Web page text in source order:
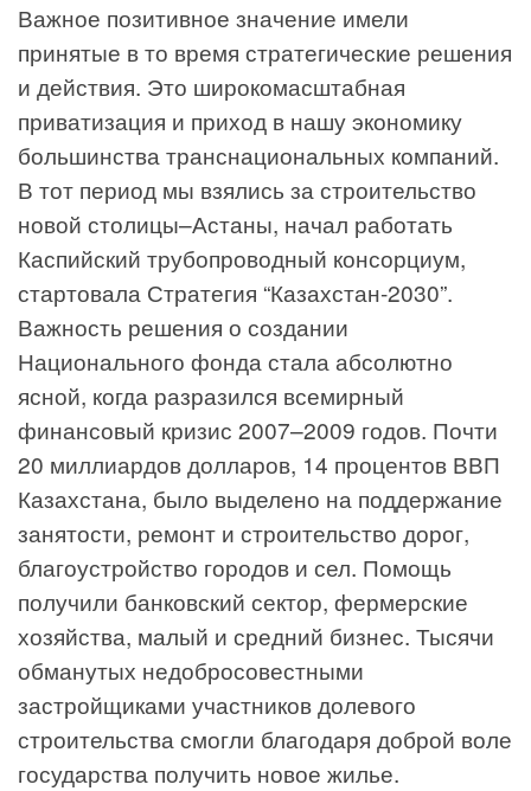
Важное позитивное значение имели
принятые в то время стратегические решения
и действия. Это широкомасштабная
приватизация и приход в нашу экономику
большинства транснациональных компаний.
В тот период мы взялись за строительство
новой столицы–Астаны, начал работать
Каспийский трубопроводный консорциум,
стартовала Стратегия “Казахстан-2030”.
Важность решения о создании
Национального фонда стала абсолютно
ясной, когда разразился всемирный
финансовый кризис 2007–2009 годов. Почти
20 миллиардов долларов, 14 процентов ВВП
Казахстана, было выделено на поддержание
занятости, ремонт и строительство дорог,
благоустройство городов и сел. Помощь
получили банковский сектор, фермерские
хозяйства, малый и средний бизнес. Тысячи
обманутых недобросовестными
застройщиками участников долевого
строительства смогли благодаря доброй воле
государства получить новое жилье.